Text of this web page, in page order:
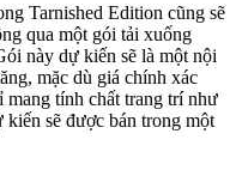
Tarnished Edition cũng sẽ
qua một gói tải xuống
này dự kiến sẽ là một nội
mặc dù giá chính xác
mang tính chất trang trí như
sẽ được bán trong một